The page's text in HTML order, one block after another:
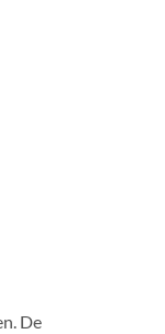
De